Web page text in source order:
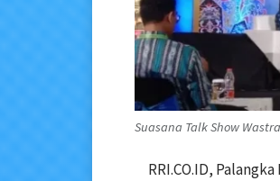
Suasana Talk Show
RRI.CO.ID,